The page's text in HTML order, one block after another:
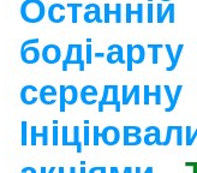
боді-
середину